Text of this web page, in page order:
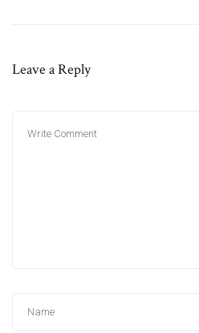
Leave a Reply